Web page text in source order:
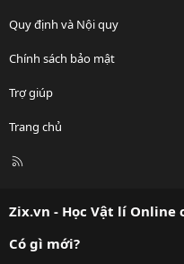
Quy định và Nội quy
Chính sách bảo mật
Trợ giúp
Trang chủ
R
Zix.vn - Học Vật lí Online
Có gì mới?